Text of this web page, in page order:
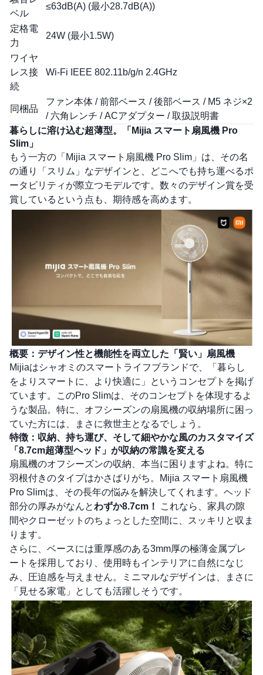
ベル
≤63dB(A) (最小28.7dB(A))
定格電
力
24W (最小1.5W)
ワイヤ
レス接
続
Wi-Fi IEEE 802.11b/g/n 2.4GHz
同梱品
ファン本体 / 前部ベース / 後部ベース / M5 ネジ×2
/ 六角レンチ / ACアダプター / 取扱説明書
暮らしに溶け込む超薄型。「Mijia スマート扇風機 Pro
Slim」
もう一方の「Mijia スマート扇風機 Pro Slim」は、その名
の通り「スリム」なデザインと、どこへでも持ち運べるポ
ータビリティが際立つモデルです。数々のデザイン賞を受
賞しているという点も、期待感を高めます。
概要：デザイン性と機能性を両立した「賢い」扇風機
Mijiaはシャオミのスマートライフブランドで、「暮らし
をよりスマートに、より快適に」というコンセプトを掲げ
ています。このPro Slimは、そのコンセプトを体現するよ
うな製品。特に、オフシーズンの扇風機の収納場所に困っ
ていた方には、まさに救世主となるでしょう。
特徴：収納、持ち運び、そして細やかな風のカスタマイズ
「8.7cm超薄型ヘッド」が収納の常識を変える
扇風機のオフシーズンの収納、本当に困りますよね。特に
羽根付きのタイプはかさばりがち。Mijia スマート扇風機
Pro Slimは、その長年の悩みを解決してくれます。ヘッド
部分の厚みがなんとわずか8.7cm！
これなら、家具の隙
間やクローゼットのちょっとした空間に、スッキリと収ま
ります。
さらに、ベースには重厚感のある3mm厚の極薄金属プレ
ートを採用しており、使用時もインテリアに自然になじ
み、圧迫感を与えません。ミニマルなデザインは、まさに
「見せる家電」としても活躍しそうです。